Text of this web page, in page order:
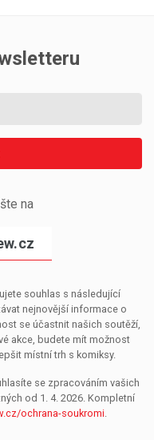
na
souhlas s následující
nejnovější informace o
se účastnit našich soutěží,
akce, budete mít možnost
místní trh s komiksy.
se zpracováním vašich
od 1. 4. 2026. Kompletní
ochrana-soukromi.